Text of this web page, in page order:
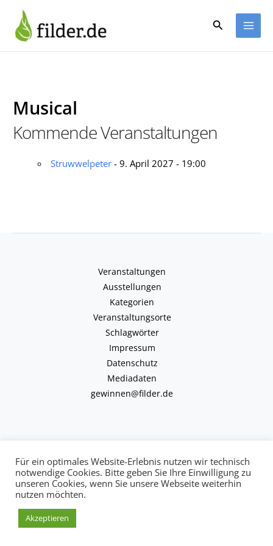
Inhalt
springen
Suchen
Musical
Kommende Veranstaltungen
Struwwelpeter - 9. April 2027 - 19:00
Veranstaltungen
Ausstellungen
Kategorien
Veranstaltungsorte
Schlagwörter
Impressum
Datenschutz
Mediadaten
gewinnen@filder.de
Copyright © 2026 kulturkalender-filder.de | Powered by kulturkalender-
filder.de
Für ein optimales Website-Erlebnis nutzen wir technisch
notwendige Cookies. Bitte geben Sie Ihre Einwilligung zu
unseren Cookies, wenn Sie unsere Webseite weiterhin
nutzen möchten.
Akzeptieren